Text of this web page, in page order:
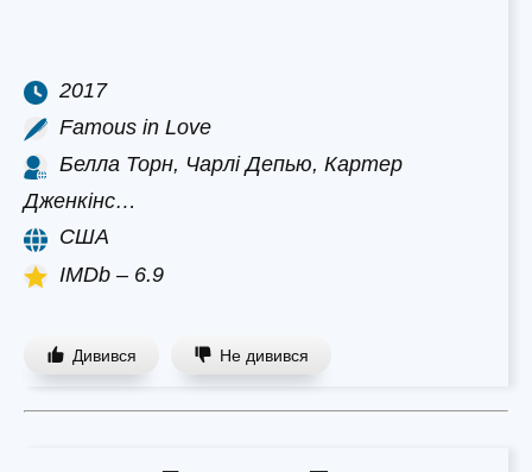
2017
Famous in Love
Белла Торн, Чарлі Депью, Картер
Дженкінс…
США
IMDb – 6.9
Дивився Не дивився